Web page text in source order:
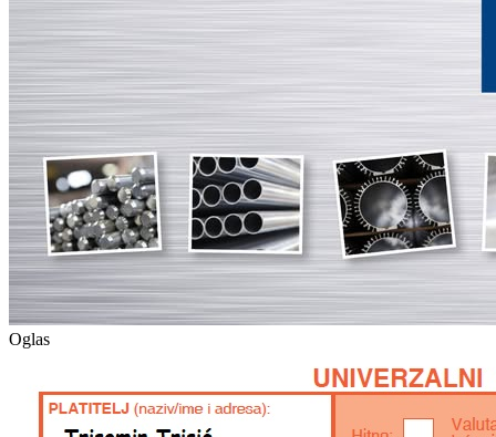
Oglas